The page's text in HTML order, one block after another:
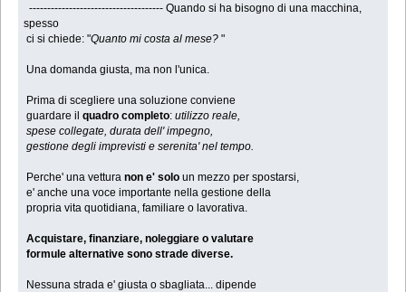
------------------------------------- Quando si ha bisogno di una macchina,
spesso
ci si chiede: "Quanto mi costa al mese? "
Una domanda giusta, ma non l'unica.
Prima di scegliere una soluzione conviene
guardare ilquadro completo:utilizzo reale,
spese collegate, durata dell' impegno,
gestione degli imprevisti e serenita' nel tempo.
Perche' una vetturanon e' solo un mezzo per spostarsi,
e' anche una voce importante nella gestione della
propria vita quotidiana, familiare o lavorativa.
Acquistare, finanziare, noleggiare o valutare
formule alternative sono strade diverse.
Nessuna strada e' giusta o sbagliata... dipende